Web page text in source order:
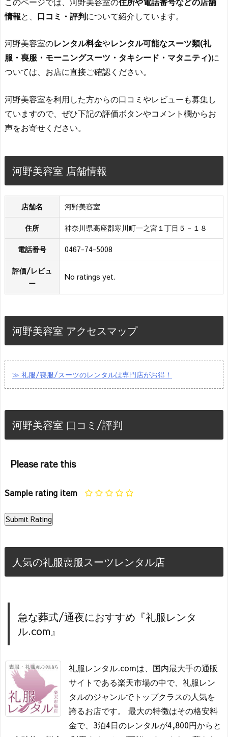
情報と、 口コミ・評判について紹介しています。
河野美容室のレンタル料金やレンタル可能なスーツ類(礼
服・喪服・モーニングスーツ・タキシード・マタニティ)に
ついては、お店に直接ご確認ください。
河野美容室を利用した方からの口コミやレビューも募集し
ていますので、ぜひ下記の評価ボタンやコメント欄からお
声をお寄せください。
河野美容室 店舗情報
店舗名 河野美容室
住所 神奈川県高座郡寒川町一之宮１丁目５－１８
電話番号 0467-74-5008
評価/レビュ
ー
No ratings yet.
河野美容室 アクセスマップ
≫ 礼服/喪服/スーツのレンタルは専門店がお得！
河野美容室 口コミ/評判
Please rate this
Sample rating item
人気の礼服喪服スーツレンタル店
急な葬式/通夜におすすめ『礼服レンタ
ル.com』
礼服レンタル.comは、国内最大手の通販
サイトである楽天市場の中で、礼服レン
タルのジャンルでトップクラスの人気を
誇るお店です。 最大の特徴はその格安料
金で、3泊4日のレンタルが4,800円からと